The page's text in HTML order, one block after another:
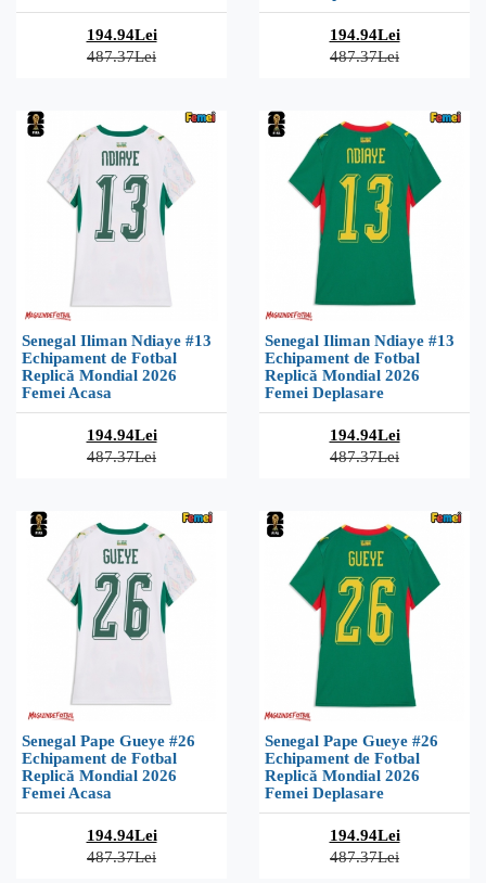
194.94Lei
487.37Lei
194.94Lei
487.37Lei
Senegal Iliman Ndiaye #13
Echipament de Fotbal
Replică Mondial 2026
Femei Acasa
194.94Lei
487.37Lei
Senegal Iliman Ndiaye #13
Echipament de Fotbal
Replică Mondial 2026
Femei Deplasare
194.94Lei
487.37Lei
Senegal Pape Gueye #26
Echipament de Fotbal
Replică Mondial 2026
Femei Acasa
194.94Lei
487.37Lei
Senegal Pape Gueye #26
Echipament de Fotbal
Replică Mondial 2026
Femei Deplasare
194.94Lei
487.37Lei